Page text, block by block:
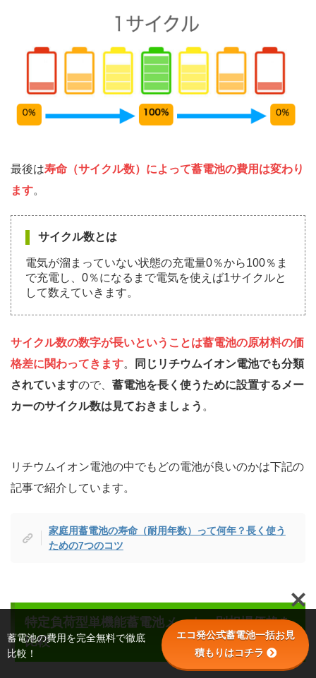
最後は寿命（サイクル数）によって蓄電池の費用は変わり
ます。
サイクル数とは
電気が溜まっていない状態の充電量0％から100％ま
で充電し、0％になるまで電気を使えば1サイクルと
して数えていきます。
サイクル数の数字が長いということは蓄電池の原材料の価
格差に関わってきます。
同じリチウムイオン電池でも分類
されていますので、 蓄電池を長く使うために設置するメー
カーのサイクル数は見ておきましょう 。
リチウムイオン電池の中でもどの電池が良いのかは下記の
記事で紹介しています。
家庭用蓄電池の寿命（耐用年数）って何年？長く使う
ための7つのコツ
特定負荷型単機能蓄電池メーカー別相場価格を
比較
蓄電池の費用を完全無料で徹底
比較！
エコ発公式蓄電池一括お見
積もりはコチラ